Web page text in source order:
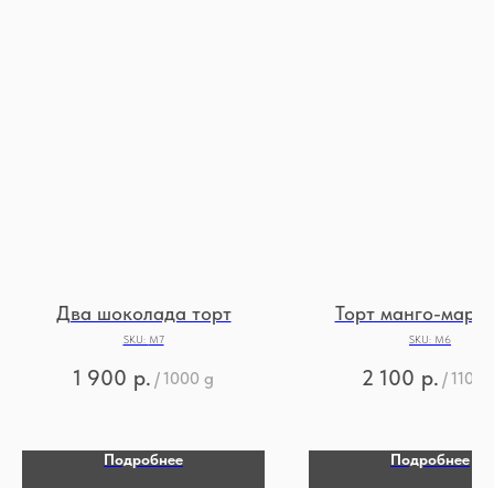
Два шоколада торт
SKU: М7
1 900 р. /1000 g
Подробнее
Торт манго-
SKU: М6
2 100 р. /1100
Подробнее